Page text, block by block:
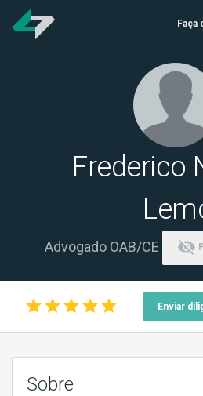
Faça
Frederico
Advogado OAB/CE visibility_off
starstarstarstarstar Enviar
Sobre